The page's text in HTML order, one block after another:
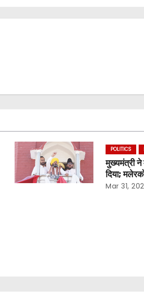
POLITICS
मुख्यमंत्री ने
दिया;
करोड़ रुपये
Mar 31,